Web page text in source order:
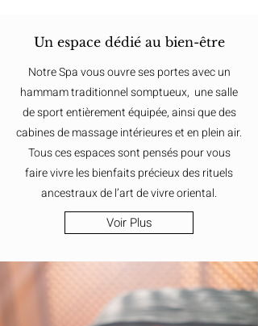
Un espace dédié au bien-être
Notre Spa vous ouvre ses portes avec un
hammam traditionnel somptueux, une salle
de sport entièrement équipée, ainsi que des
cabines de massage intérieures et en plein air.
Tous ces espaces sont pensés pour vous
faire vivre les bienfaits précieux des rituels
ancestraux de l’art de vivre oriental.
Voir Plus